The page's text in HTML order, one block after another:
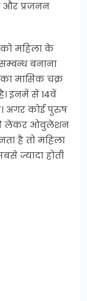
और प्रजनन
महिला के
बनाना
मासिक चक्र
इनमें से 14वें
अगर कोई पुरुष
लेकर ओवुलेशन
है तो महिला
ज्यादा होती